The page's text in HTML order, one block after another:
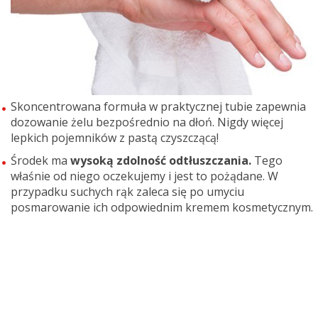
Skoncentrowana formuła w praktycznej tubie zapewnia
dozowanie żelu bezpośrednio na dłoń. Nigdy więcej
lepkich pojemników z pastą czyszczącą!
Środek ma wysoką zdolność odtłuszczania. Tego
właśnie od niego oczekujemy i jest to pożądane. W
przypadku suchych rąk zaleca się po umyciu
posmarowanie ich odpowiednim kremem kosmetycznym.